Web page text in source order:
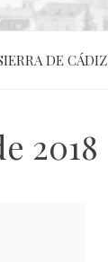
DE CÁDIZ
2018